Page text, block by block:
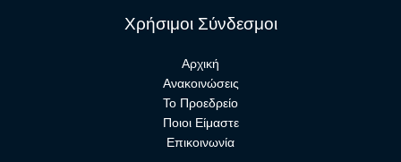
Χρήσιμοι Σύνδεσμοι
Αρχική
Ανακοινώσεις
Το Προεδρείο
Ποιοι Είμαστε
Επικοινωνία